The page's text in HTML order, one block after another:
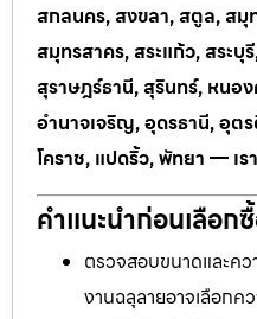
สกลนคร, สงขลา, สตูล, สมุ
สมุทรสาคร, สระแก้ว, สระ
สุราษฎร์ธานี, สุรินทร์, หนอ
อำนาจเจริญ, อุดรธานี, อุต
โคราช, แปดริ้ว, พัทยา — เ
คำแนะนำก่อนเลือ
ตรวจสอบขนาดและค
งานฉลุลายอาจเลือกค